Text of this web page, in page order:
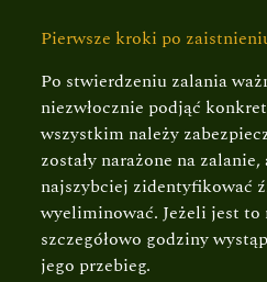
Pierwsze kroki po
Po stwierdzeniu zalania
niezwłocznie podjąć
wszystkim należy
zostały narażone na
najszybciej zidentyfikować
wyeliminować. Jeżeli jest to
szczegółowo godziny
jego przebieg.